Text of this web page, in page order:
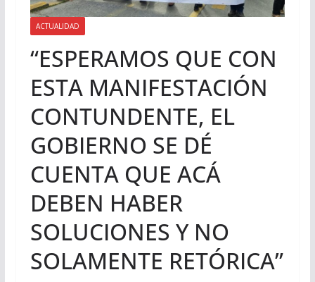
ACTUALIDAD
“ESPERAMOS QUE CON
ESTA MANIFESTACIÓN
CONTUNDENTE, EL
GOBIERNO SE DÉ
CUENTA QUE ACÁ
DEBEN HABER
SOLUCIONES Y NO
SOLAMENTE RETÓRICA”